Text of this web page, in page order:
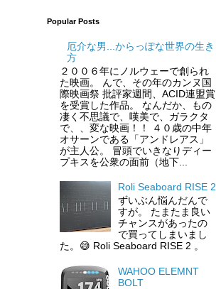
Popular Posts
厄介な男...からっぽな世界の生き
方
２００６年にノルウェーで創られ
た映画。 んで、その年のカンヌ国
際映画祭 批評家週間、ACID連盟賞
を受賞した作品。 なんだか、もの
凄く不思議で、嘆美で、ガラクタ
で、、変な映画！！ ４０歳の中年
オサーンである「アンドレアス」
が主人公。 冒頭でいきなりディー
プキスを公衆の面前（地下...
Roli Seaboard RISE 2
ずいぶん悩んだんで
すが。 たまたま良い
チャンスがあったの
で買ってしまいまし
た。😅 Roli Seaboard RISE 2 。
WAHOO ELEMNT
BOLT